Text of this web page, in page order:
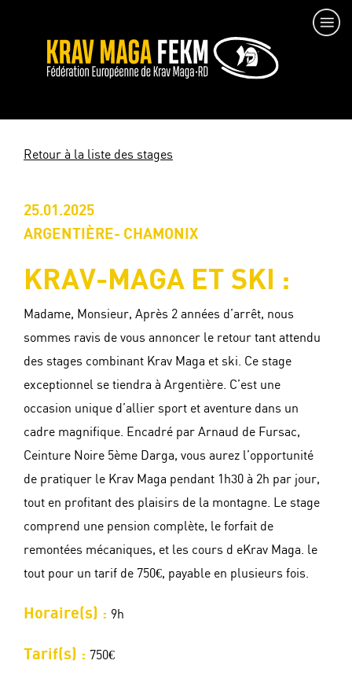
Retour à la liste des stages
25.01.2025
ARGENTIÈRE- CHAMONIX
KRAV-MAGA ET SKI :
Madame, Monsieur, Après 2 années d’arrêt, nous
sommes ravis de vous annoncer le retour tant attendu
des stages combinant Krav Maga et ski. Ce stage
exceptionnel se tiendra à Argentière. C’est une
occasion unique d’allier sport et aventure dans un
cadre magnifique. Encadré par Arnaud de Fursac,
Ceinture Noire 5ème Darga, vous aurez l’opportunité
de pratiquer le Krav Maga pendant 1h30 à 2h par jour,
tout en profitant des plaisirs de la montagne. Le stage
comprend une pension complète, le forfait de
remontées mécaniques, et les cours d eKrav Maga. le
tout pour un tarif de 750€, payable en plusieurs fois.
Horaire(s) : 9h
Tarif(s) : 750€